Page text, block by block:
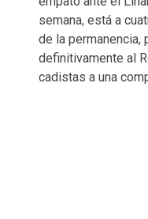
semana, está a
de la permanencia,
definitivamente al
cadistas a una